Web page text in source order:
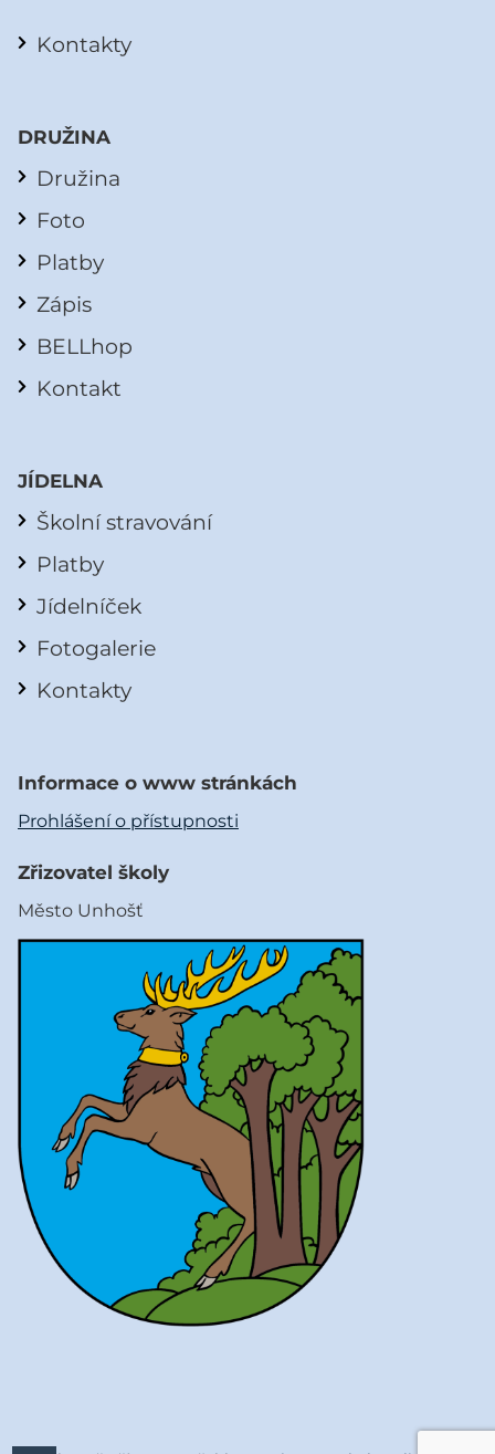
Kontakty
DRUŽINA
Družina
Foto
Platby
Zápis
BELLhop
Kontakt
JÍDELNA
Školní stravování
Platby
Jídelníček
Fotogalerie
Kontakty
Informace o www stránkách
Prohlášení o přístupnosti
Zřizovatel školy
Město Unhošť